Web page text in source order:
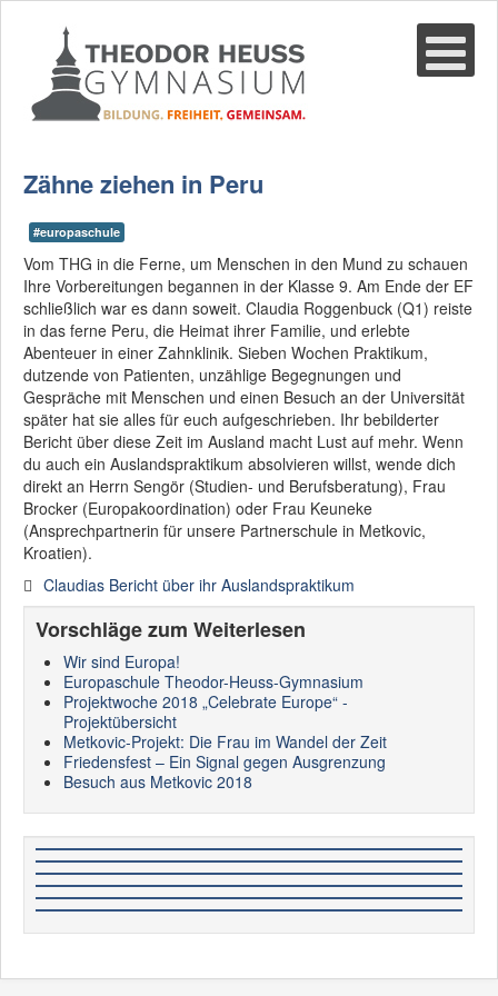
Zähne ziehen in Peru
#europaschule
Vom THG in die Ferne, um Menschen in den Mund zu schauen
Ihre Vorbereitungen begannen in der Klasse 9. Am Ende der EF
schließlich war es dann soweit. Claudia Roggenbuck (Q1) reiste
in das ferne Peru, die Heimat ihrer Familie, und erlebte
Abenteuer in einer Zahnklinik. Sieben Wochen Praktikum,
dutzende von Patienten, unzählige Begegnungen und
Gespräche mit Menschen und einen Besuch an der Universität
später hat sie alles für euch aufgeschrieben. Ihr bebilderter
Bericht über diese Zeit im Ausland macht Lust auf mehr. Wenn
du auch ein Auslandspraktikum absolvieren willst, wende dich
direkt an Herrn Sengör (Studien- und Berufsberatung), Frau
Brocker (Europakoordination) oder Frau Keuneke
(Ansprechpartnerin für unsere Partnerschule in Metkovic,
Kroatien).
Claudias Bericht über ihr Auslandspraktikum
Vorschläge zum Weiterlesen
Wir sind Europa!
Europaschule Theodor-Heuss-Gymnasium
Projektwoche 2018 „Celebrate Europe“ -
Projektübersicht
Metkovic-Projekt: Die Frau im Wandel der Zeit
Friedensfest – Ein Signal gegen Ausgrenzung
Besuch aus Metkovic 2018